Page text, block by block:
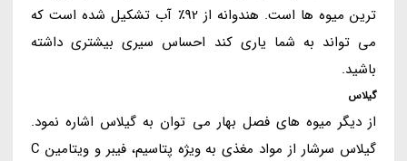
ترین میوه ها است. هندوانه از 92٪ آب تشکیل شده است که
می تواند به شما یاری کند احساس سیری بیشتری داشته
باشید.
گیلاس
از دیگر میوه های فصل بهار می توان به گیلاس اشاره نمود.
گیلاس سرشار از مواد مغذی به ویژه پتاسیم، فیبر و ویتامین C